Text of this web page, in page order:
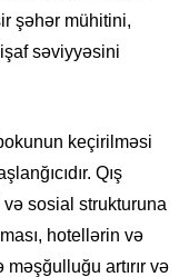
şəhər mühitini,
səviyyəsini
keçirilməsi
Qış
və sosial strukturuna
hotellərin və
artırır və